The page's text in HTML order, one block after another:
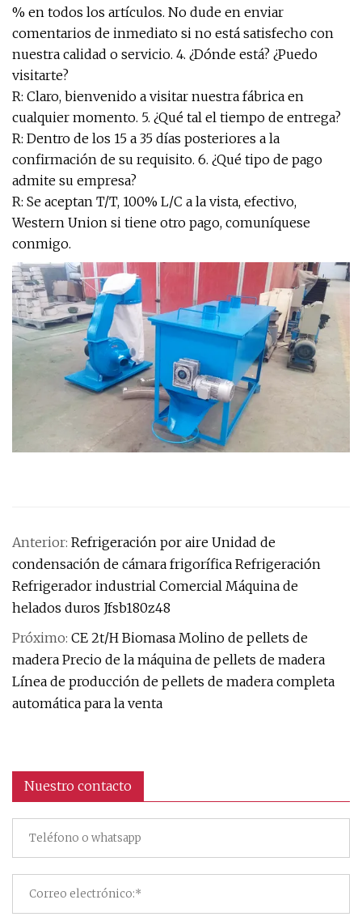
% en todos los artículos. No dude en enviar
comentarios de inmediato si no está satisfecho con
nuestra calidad o servicio. 4. ¿Dónde está? ¿Puedo
visitarte?
R: Claro, bienvenido a visitar nuestra fábrica en
cualquier momento. 5. ¿Qué tal el tiempo de entrega?
R: Dentro de los 15 a 35 días posteriores a la
confirmación de su requisito. 6. ¿Qué tipo de pago
admite su empresa?
R: Se aceptan T/T, 100% L/C a la vista, efectivo,
Western Union si tiene otro pago, comuníquese
conmigo.
Anterior: Refrigeración por aire Unidad de
condensación de cámara frigorífica Refrigeración
Refrigerador industrial Comercial Máquina de
helados duros Jfsb180z48
Próximo: CE 2t/H Biomasa Molino de pellets de
madera Precio de la máquina de pellets de madera
Línea de producción de pellets de madera completa
automática para la venta
Nuestro contacto